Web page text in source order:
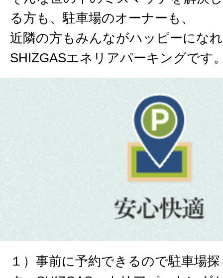
る方も、駐車場のオーナーも、
近隣の方もみんながハッピーにな
SHIZGASエネリアパーキングです
１）事前に予約できるので駐車場